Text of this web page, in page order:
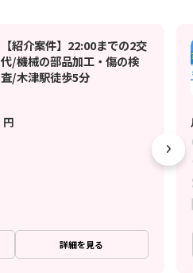
【紹介案件】22:00までの2交
代/機械の部品加工・傷の検
査/木津駅徒歩5分
円
詳細を見る